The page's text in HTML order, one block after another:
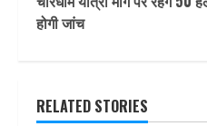
होगी जांच
RELATED STORIES